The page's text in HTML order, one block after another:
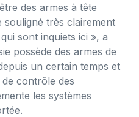
des armes à tête
souligné très clairement
sont inquiets ici », a
possède des armes de
un certain temps et
contrôle des
les systèmes